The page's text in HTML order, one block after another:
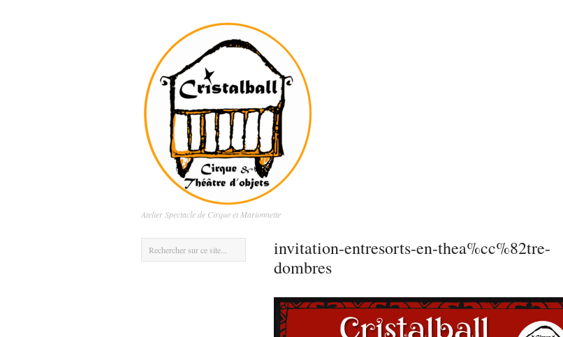
Atelier Spectacle de Cirque et Marionnette
invitation-entresorts-en-thea%cc%82tre-
dombres